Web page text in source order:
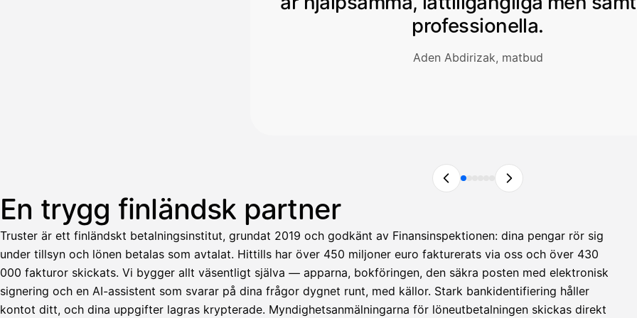
professionella.
Aden Abdirizak, matbud
En trygg finländsk partner
Truster är ett finländskt betalningsinstitut, grundat 2019 och godkänt av Finansinspektionen: dina pengar rör sig
under tillsyn och lönen betalas som avtalat. Hittills har över 450 miljoner euro fakturerats via oss och över 430
000 fakturor skickats. Vi bygger allt väsentligt själva — apparna, bokföringen, den säkra posten med elektronisk
signering och en AI-assistent som svarar på dina frågor dygnet runt, med källor. Stark bankidentifiering håller
kontot ditt, och dina uppgifter lagras krypterade. Myndighetsanmälningarna för löneutbetalningen skickas direkt